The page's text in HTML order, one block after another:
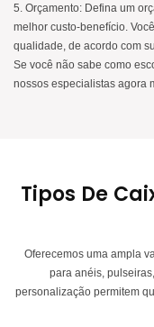
5. Orçamento: Defina um
melhor custo-benefício.
qualidade, de acordo com
Se você não sabe como
nossos especialistas agora
Tipos De
Oferecemos uma ampla
para anéis,
personalização permitem